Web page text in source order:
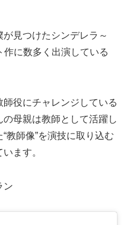
見つけたシンデレラ～
に数多く出演している
師役にチャレンジしている
母親は教師として活躍し
教師像”を演技に取り込む
ます。
ン